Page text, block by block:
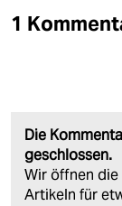
1
Die
geschlossen.
Wir öffnen
Artikeln für